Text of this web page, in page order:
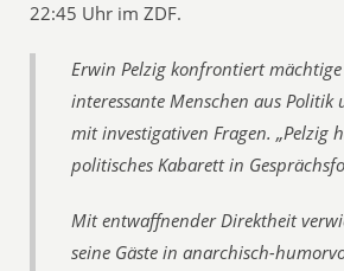
22:45 Uhr im ZDF.
Erwin Pelzig konfrontiert
interessante Menschen aus Politik
mit investigativen Fragen. „Pelzig
politisches Kabarett in
Mit entwaffnender Direktheit
seine Gäste in anarchisch-